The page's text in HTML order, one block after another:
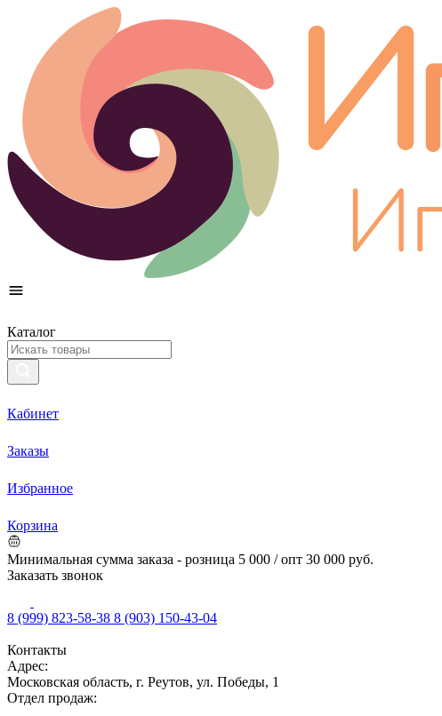
Каталог
Кабинет
Заказы
Избранное
Корзина
Минимальная сумма заказа - розница 5 000 / опт 30 000 руб.
Заказать звонок
8 (999) 823-58-38 8 (903) 150-43-04
Контакты
Адрес:
Московская область, г. Реутов, ул. Победы, 1
Отдел продаж: